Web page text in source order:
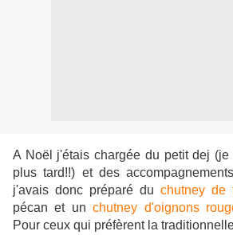
A Noël j'étais chargée du petit dej
plus tard!!) et des
j'avais donc préparé du chutney de
pécan et unchutney d'oignons
Pour ceux qui préfèrent la